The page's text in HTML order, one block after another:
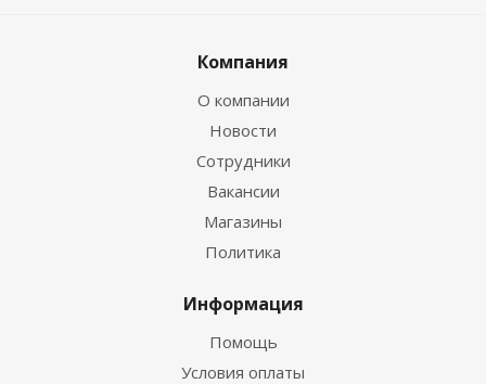
Компания
О компании
Новости
Сотрудники
Вакансии
Магазины
Политика
Информация
Помощь
Условия оплаты